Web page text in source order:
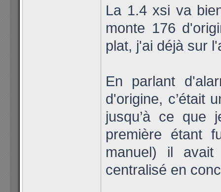
La 1.4 xsi va
monte 176
plat, j'ai déjà sur
En parlant
d'origine, c’était
jusqu’à ce que
première étant
manuel) il
centralisé en